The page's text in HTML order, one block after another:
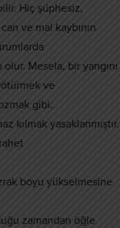
Hiç şüphesiz,
ve mal kaybının
Mesela, bir yangını
ve
gibi.
kılmak yasaklanmıştır.
boyu yükselmesine
zamandan öğle